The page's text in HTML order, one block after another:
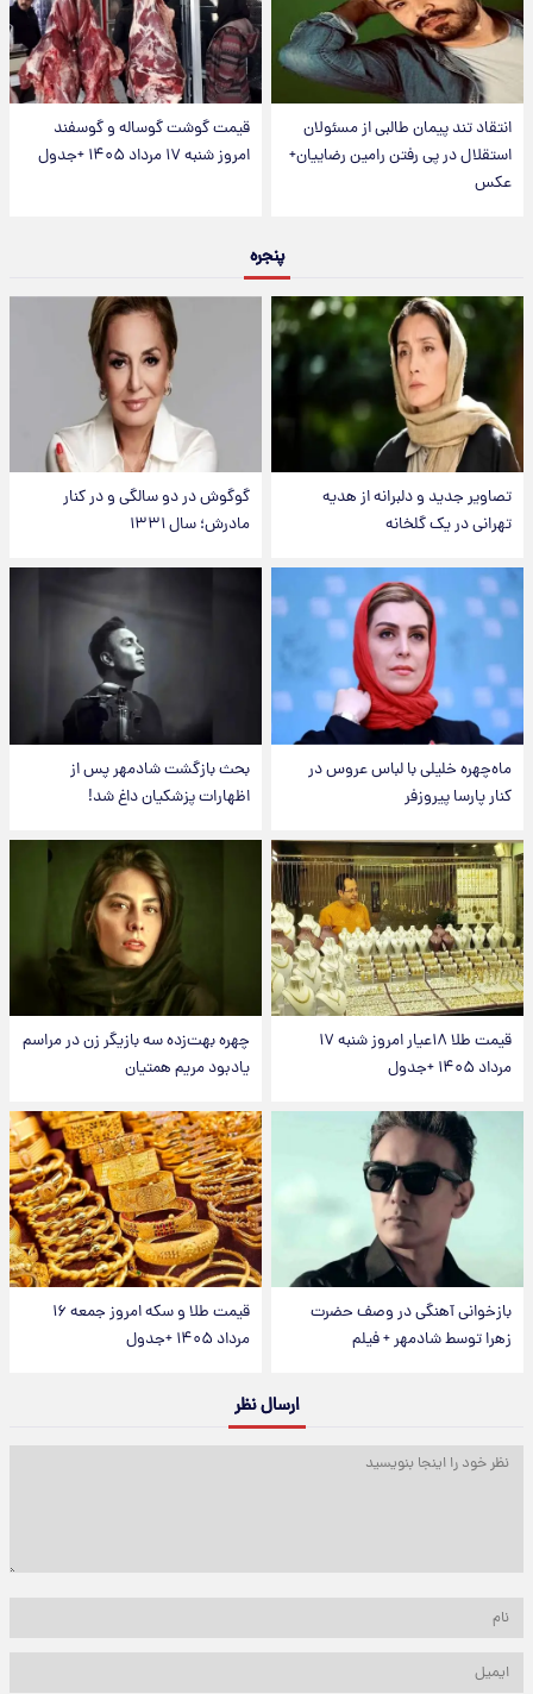
انتقاد تند پیمان طالبی از مسئولان
استقلال در پی رفتن رامین رضاییان+
عکس
قیمت گوشت گوساله و گوسفند
امروز شنبه ۱۷ مرداد ۱۴۰۵ +جدول
پنجره
تصاویر جدید و دلبرانه از هدیه
تهرانی در یک گلخانه
گوگوش در دو سالگی و در کنار
مادرش؛ سال ۱۳۳۱
ماه‌چهره خلیلی با لباس عروس در
کنار پارسا پیروزفر
بحث بازگشت شادمهر پس از
اظهارات پزشکیان داغ شد!
قیمت طلا ۱۸عیار امروز شنبه ۱۷
مرداد ۱۴۰۵ +جدول
چهره بهت‌زده سه بازیگر زن در مراسم
یادبود مریم همتیان
بازخوانی آهنگی در وصف حضرت
زهرا توسط شادمهر + فیلم
قیمت طلا و سکه امروز جمعه ۱۶
مرداد ۱۴۰۵ +جدول
ارسال نظر